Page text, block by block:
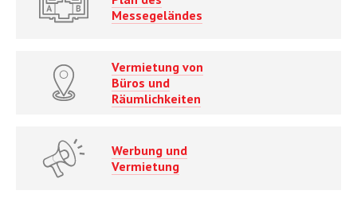
Messegeländes
Vermietung von
Büros und
Räumlichkeiten
Werbung und
Vermietung